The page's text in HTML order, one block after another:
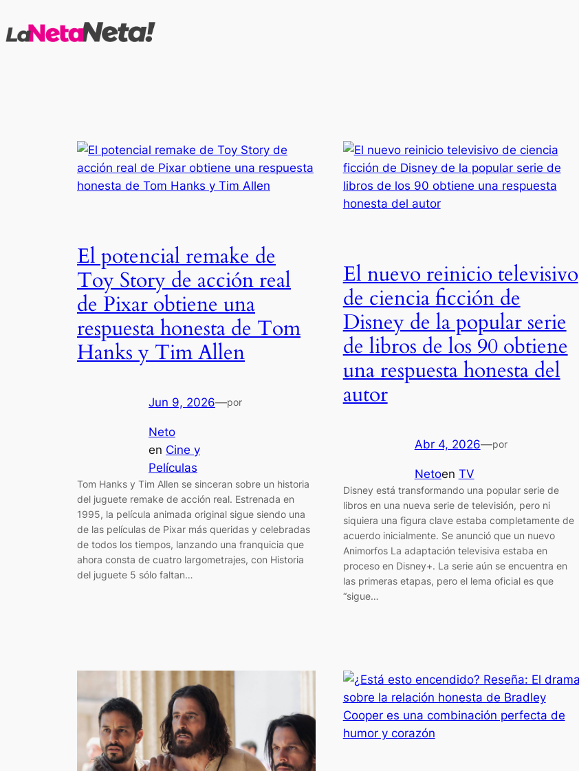
al
El potencial remake de
Toy Story de acción real
de Pixar obtiene una
respuesta honesta de Tom
Hanks y Tim Allen
Jun 9, 2026—por
Neto
en Cine y
Películas
Tom Hanks y Tim Allen se sinceran sobre un historia
del juguete remake de acción real. Estrenada en
1995, la película animada original sigue siendo una
de las películas de Pixar más queridas y celebradas
de todos los tiempos, lanzando una franquicia que
ahora consta de cuatro largometrajes, con Historia
del juguete 5 sólo faltan…
El nuevo reinicio televisivo
de ciencia ficción de
Disney de la popular serie
de libros de los 90 obtiene
una respuesta honesta del
autor
Abr 4, 2026—por
Netoen TV
Disney está transformando una popular serie de
libros en una nueva serie de televisión, pero ni
siquiera una figura clave estaba completamente de
acuerdo inicialmente. Se anunció que un nuevo
Animorfos La adaptación televisiva estaba en
proceso en Disney+. La serie aún se encuentra en
las primeras etapas, pero el lema oficial es que
“sigue…